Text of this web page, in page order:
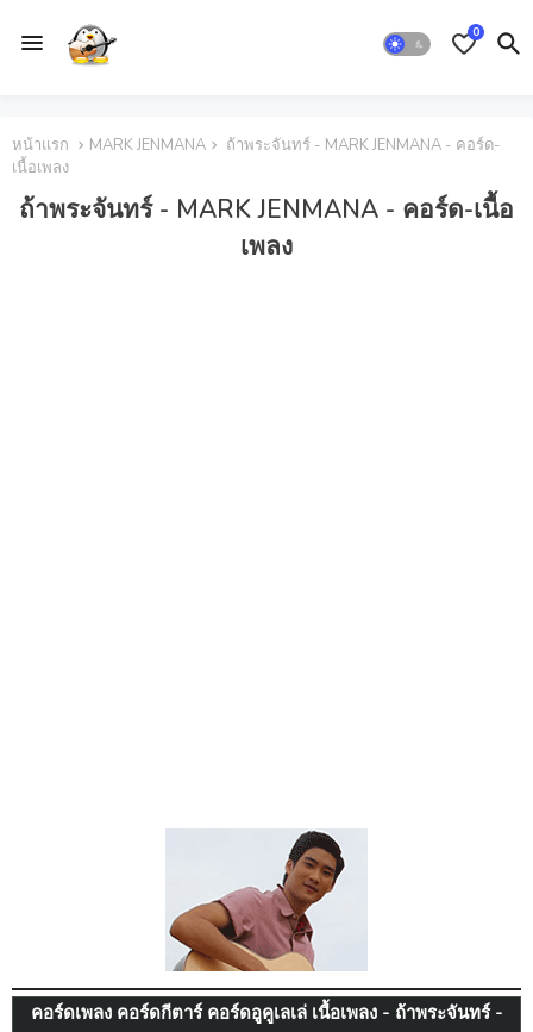
0
หน้าแรก MARK JENMANA
ถ้าพระจันทร์ - MARK JENMANA - คอร์ด-
เนื้อเพลง
ถ้าพระจันทร์ - MARK JENMANA - คอร์ด-เนื้อ
เพลง
คอร์ดเพลง คอร์ดกีตาร์ คอร์ดอูคูเลเล่ เนื้อเพลง - ถ้าพระจันทร์ -